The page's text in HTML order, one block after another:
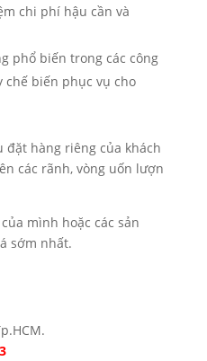
chi phí hậu cần và
phổ biến trong các công
chế biến phục vụ cho
đặt hàng riêng của khách
các rãnh, vòng uốn lượn
mình hoặc các sản
sớm nhất.